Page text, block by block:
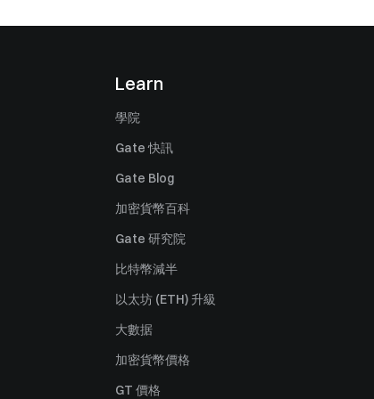
Learn
學院
Gate 快訊
Gate Blog
加密貨幣百科
Gate 研究院
比特幣減半
以太坊 (ETH) 升級
大數据
加密貨幣價格
GT 價格